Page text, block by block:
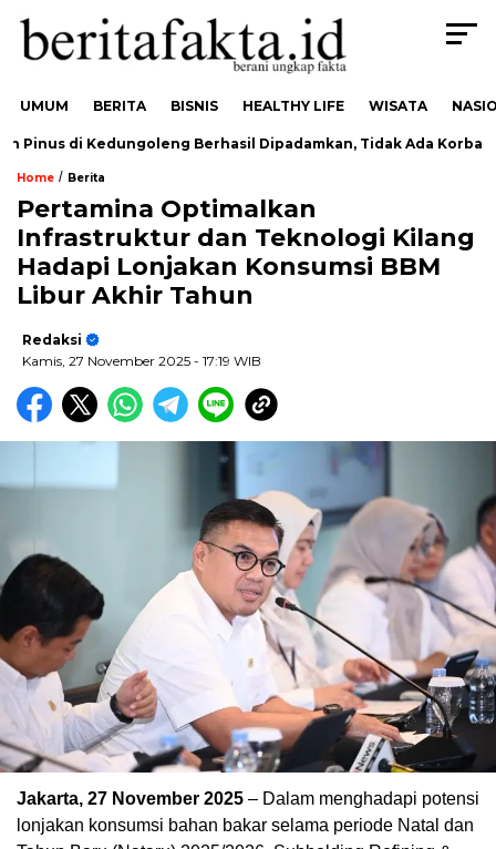
UMUM BERITA BISNIS HEALTHY LIFE WISATA
di Kedungoleng Berhasil Dipadamkan, Tidak Ada Korban
Home / Berita
Pertamina Optimalkan
Infrastruktur dan Teknologi Kilang
Hadapi Lonjakan Konsumsi BBM
Libur Akhir Tahun
Redaksi
Kamis, 27 November 2025 - 17:19 WIB
Jakarta, 27 November 2025 – Dalam menghadapi potensi
lonjakan konsumsi bahan bakar selama periode Natal dan